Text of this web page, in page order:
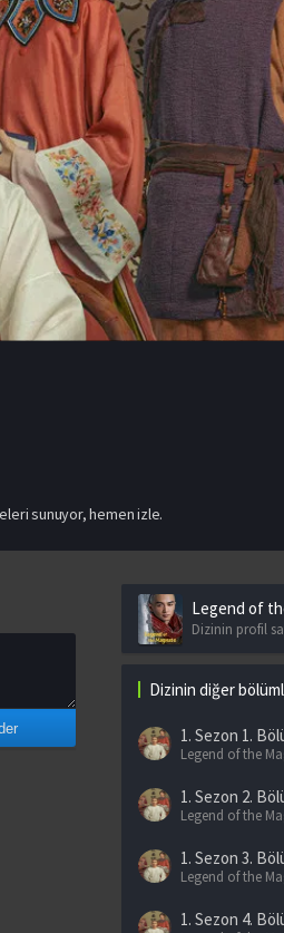
sunuyor, hemen izle.
Legend of
Dizinin profil
Dizinin diğer
1. Sezon 1.
Legend of the
1. Sezon 2.
Legend of the
1. Sezon 3.
Legend of the
1. Sezon 4.